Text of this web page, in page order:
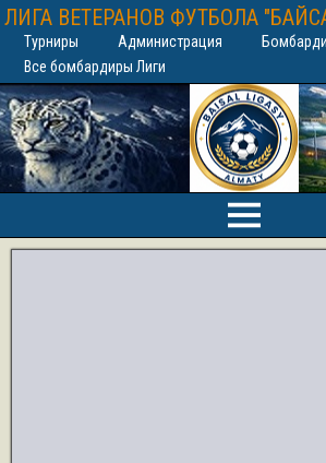
ЛИГА ВЕТЕРАНОВ ФУТБОЛА
Турниры Администрация
Все бомбардиры Лиги